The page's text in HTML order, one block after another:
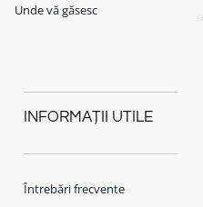
Unde vă găsesc
INFORMAȚII UTILE
Întrebări frecvente